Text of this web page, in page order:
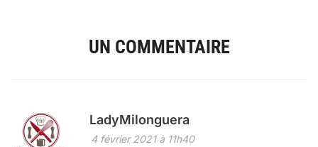
UN COMMENTAIRE
LadyMilonguera
4 février 2021 à 11h40